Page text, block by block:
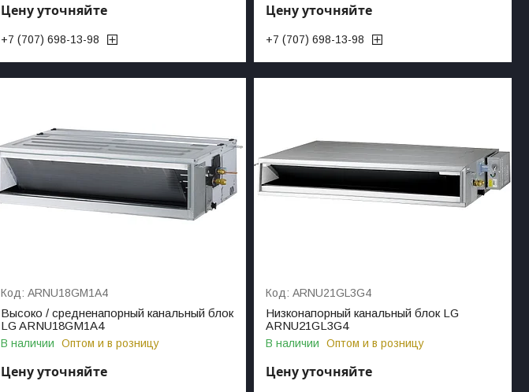
Цену уточняйте
+7 (707) 698-13-98
Цену уточняйте
+7 (707) 698-13-98
ARNU18GM1A4
Высоко / средненапорный канальный блок
LG ARNU18GM1A4
В наличии Оптом и в розницу
Цену уточняйте
ARNU21GL3G4
Низконапорный канальный блок LG
ARNU21GL3G4
В наличии Оптом и в розницу
Цену уточняйте